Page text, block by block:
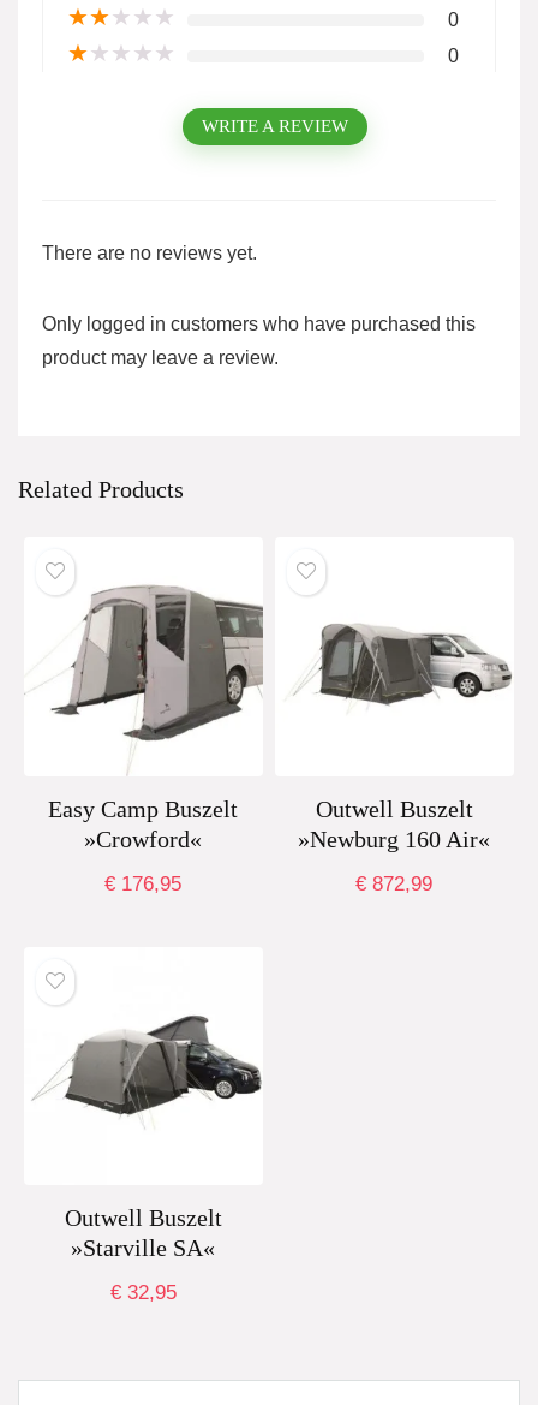
★★★★★ 0
★★★★★ 0
WRITE A REVIEW
There are no reviews yet.
Only logged in customers who have purchased this
product may leave a review.
Related Products
Easy Camp Buszelt
»Crowford«
€ 176,95
Outwell Buszelt
»Newburg 160 Air«
€ 872,99
Outwell Buszelt
»Starville SA«
€32,95